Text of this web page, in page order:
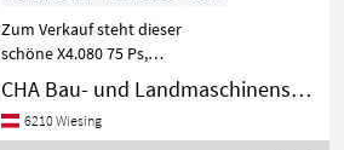
Zum Verkauf steht dieser
schöne X4.080 75 Ps,
4Zylinder mit Frontlader!
Jederzeit einsatzbereit und
sofort verfügbar! Anrufen
CHA Bau- und Landmaschinenservice
6210 Wiesing